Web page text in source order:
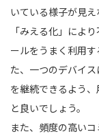
いている様子が見
「みえる化」によ
ールをうまく利用
た、一つのデバイ
を継続できるよう
と良いでしょう。
また、頻度の高い